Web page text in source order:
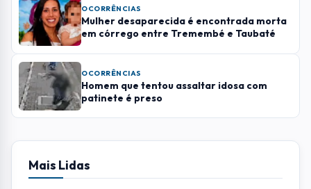
OCORRÊNCIAS
Mulher desaparecida é encontrada morta
em córrego entre Tremembé e Taubaté
OCORRÊNCIAS
Homem que tentou assaltar idosa com
patinete é preso
Mais Lidas